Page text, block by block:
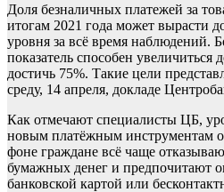
Доля безналичных платежей за
итогам 2021 года может вырасти
уровня за всё время наблюдений.
показатель способен
достичь 75%. Такие цели
среду, 14 апреля, докладе
Как отмечают специалисты ЦБ,
новым платёжным инструментам
фоне граждане всё чаще
бумажных денег и предпочитают
банковской картой или